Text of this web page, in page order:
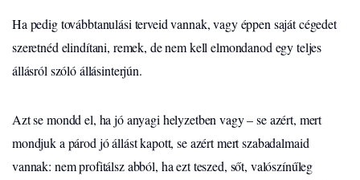
Ha pedig továbbtanulási terveid vannak, vagy éppen saját cégedet
szeretnéd elindítani, remek, de nem kell elmondanod egy teljes
állásról szóló állásinterjún.
Azt se mondd el, ha jó anyagi helyzetben vagy – se azért, mert
mondjuk a párod jó állást kapott, se azért mert szabadalmaid
vannak: nem profitálsz abból, ha ezt teszed, sőt, valószínűleg